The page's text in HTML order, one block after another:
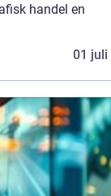
handel en
01 juli